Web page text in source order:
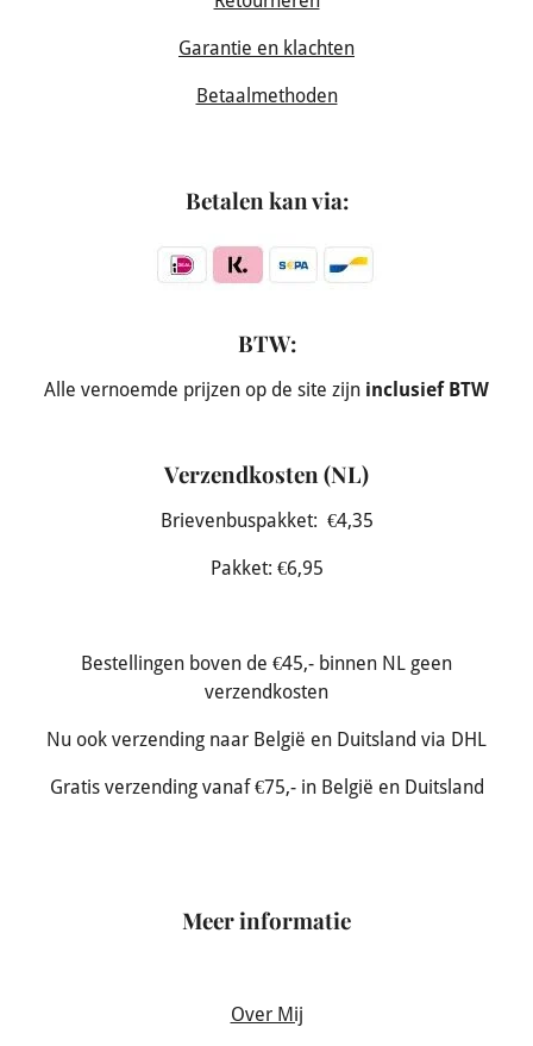
Garantie en klachten
Betaalmethoden
Betalen kan via:
BTW:
Alle vernoemde prijzen op de site zijn inclusief BTW
Verzendkosten (NL)
Brievenbuspakket: €4,35
Pakket: €6,95
Bestellingen boven de €45,- binnen NL geen
verzendkosten
Nu ook verzending naar België en Duitsland via DHL
Gratis verzending vanaf €75,- in België en Duitsland
Meer informatie
Over Mij